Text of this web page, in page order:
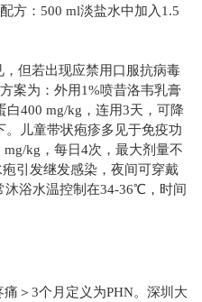
方：500 ml淡盐水中加入1.5
但若出现应禁用口服抗病毒
案为：外用1%喷昔洛韦乳膏
400 mg/kg，连用3天，可降
儿童带状疱疹多见于免疫功
kg，每日4次，最大剂量不
引发继发感染，夜间可穿戴
沐浴水温控制在34-36℃，时间
＞3个月定义为PHN。深圳大